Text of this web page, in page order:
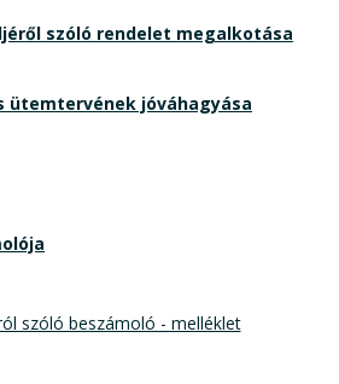
szóló rendelet megalkotása
ütemtervének jóváhagyása
szóló beszámoló - melléklet